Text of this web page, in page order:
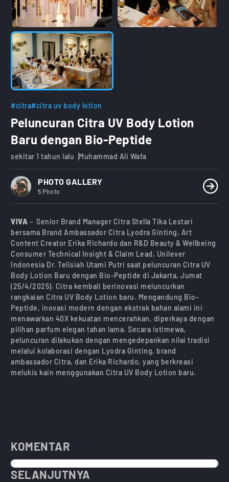
#citra#citra uv body lotion
Peluncuran Citra UV Body Lotion
Baru dengan Bio-Peptide
sekitar 1 tahun lalu Muhammad Ali Wafa
PHOTO GALLERY
5 Photo
VIVA – Senior Brand Manager Citra Stella Tika Lestari
bersama Brand Ambassador Citra Lyodra Ginting, Art
Content Creator Erika Richardo dan R&D Beauty & Wellbeing
Consumer Technical Insight & Claim Lead, Unilever
Indonesia Dr. Telisiah Utami Putri saat peluncuran Citra UV
Body Lotion Baru dengan Bio-Peptide di Jakarta, Jumat
(25/4/2025). Citra kembali berinovasi meluncurkan
rangkaian Citra UV Body Lotion baru. Mengandung Bio-
Peptide, inovasi modern dengan ekstrak bahan alami ini
menawarkan 40X kekuatan mencerahkan, diperkaya dengan
pilihan parfum elegan tahan lama. Secara istimewa,
peluncuran dilakukan dengan mengedepankan nilai tradisi
melalui kolaborasi dengan Lyodra Ginting, brand
ambassador Citra, dan Erika Richardo, yang berkreasi
melukis kain menggunakan Citra UV Body Lotion baru.
KOMENTAR
SELANJUTNYA